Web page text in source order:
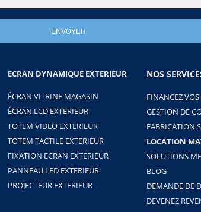
ECRAN DYNAMIQUE EXTERIEUR
ÉCRAN VITRINE MAGASIN
ÉCRAN LCD EXTERIEUR
TOTEM VIDEO EXTERIEUR
TOTEM TACTILE EXTERIEUR
FIXATION ECRAN EXTERIEUR
PANNEAU LED EXTERIEUR
PROJECTEUR EXTERIEUR
NOS
FINANCEZ
GESTION DE
FABRICATION
LOCATION
SOLUTIONS
BLOG
DEMANDE DE
DEVENEZ